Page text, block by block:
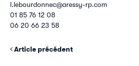
l.lebourdonnec@aressy-rp.com
01 85 76 12 08
06 20 66 23 58
Article précédent